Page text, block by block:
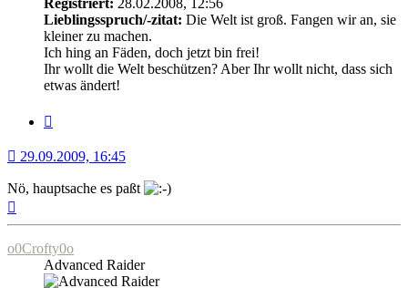
Registriert: 28.02.2008, 12:56
Lieblingsspruch/-zitat: Die Welt ist groß. Fangen wir an, sie
kleiner zu machen.
Ich hing an Fäden, doch jetzt bin frei!
Ihr wollt die Welt beschützen? Aber Ihr wollt nicht, dass sich
etwas ändert!
29.09.2009, 16:45
Nö, hauptsache es paßt
o0Crofty0o
Advanced Raider